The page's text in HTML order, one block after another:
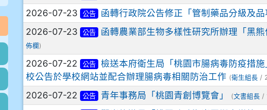
2026-07-23 公告 函轉行政院公告修正「管制藥品分級及
2026-07-23 公告 函轉農業部生物多樣性研究所辦理「黑
佈欄 )
2026-07-22 公告
檢送本府衛生局「桃園市腸病毒防疫措
校公告於學校網站並配合辦理腸病毒相關防治工作 (衛生組長/
2026-07-22 公告 青年事務局「桃園青創博覽會」 (文書組長 /